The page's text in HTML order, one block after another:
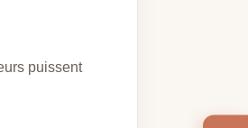
puissent